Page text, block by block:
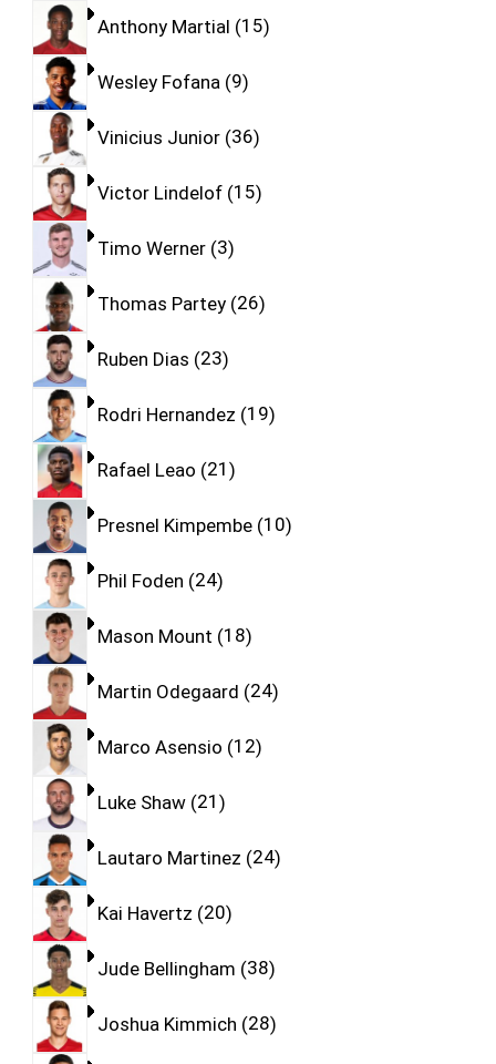
Anthony Martial 15
Wesley Fofana 9
Vinicius Junior 36
Victor Lindelof 15
Timo Werner 3
Thomas Partey 26
Ruben Dias 23
Rodri Hernandez 19
Rafael Leao 21
Presnel Kimpembe 10
Phil Foden 24
Mason Mount 18
Martin Odegaard 24
Marco Asensio 12
Luke Shaw 21
Lautaro Martinez 24
Kai Havertz 20
Jude Bellingham 38
Joshua Kimmich 28